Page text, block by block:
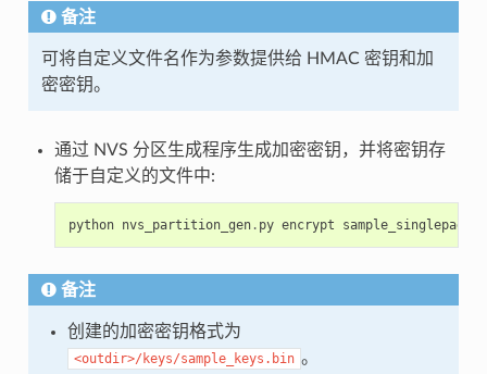
备注
可将自定义文件名作为参数提供给 HMAC 密钥和加
密密钥。
通过 NVS 分区生成程序生成加密密钥，并将密钥存
储于自定义的文件中:
python nvs_partition_gen. py encrypt
备注
创建的加密密钥格式为
<outdir>/keys/sample_keys.bin 。